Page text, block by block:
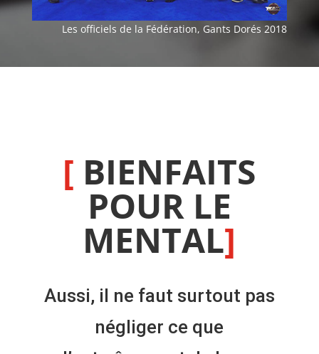
Les officiels de la Fédération, Gants Dorés 2018
[ BIENFAITS
POUR LE
MENTAL]
Aussi, il ne faut surtout pas
négliger ce que